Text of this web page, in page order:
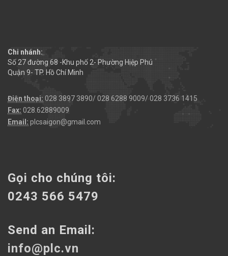
Chi nhánh:
Số 27 đường 68 -Khu phố 2- Phường Hiệp Phú
Quận 9- TP. Hồ Chí Minh
Điện thoại: 028 3897 3890/ 028 6288 9009/ 028 3736 1415
Fax: 028.62889009
Email: plcsaigon@gmail.com
Gọi cho chúng tôi:
0243 566 5479
Send an Email:
info@plc.vn